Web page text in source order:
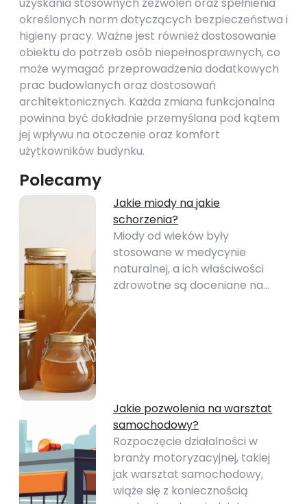
określonych norm dotyczących bezpieczeństwa i
higieny pracy. Ważne jest również dostosowanie
obiektu do potrzeb osób niepełnosprawnych, co
może wymagać przeprowadzenia dodatkowych
prac budowlanych oraz dostosowań
architektonicznych. Każda zmiana funkcjonalna
powinna być dokładnie przemyślana pod kątem
jej wpływu na otoczenie oraz komfort
użytkowników budynku.
Polecamy
Jakie miody na jakie
schorzenia?
Miody od wieków były
stosowane w medycynie
naturalnej, a ich właściwości
zdrowotne są doceniane na…
Jakie pozwolenia na warsztat
samochodowy?
Rozpoczęcie działalności w
branży motoryzacyjnej, takiej
jak warsztat samochodowy,
wiąże się z koniecznością